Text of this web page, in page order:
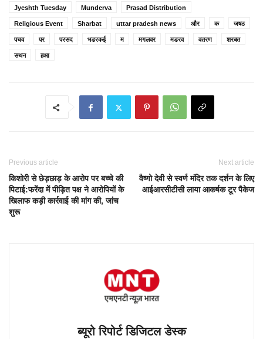
Jyeshth Tuesday Munderva Prasad Distribution
Religious Event Sharbat uttar pradesh news और क जषठ
पचव पर परसद भडरकई म मगलवर मडरव वतरण शरबत
सथन हआ
Previous article
किशोरी से छेड़छाड़ के आरोप पर बच्चे की
पिटाई:फरेंदा में पीड़ित पक्ष ने आरोपियों के
खिलाफ कड़ी कार्रवाई की मांग की, जांच
शुरू
Next article
वैष्णो देवी से स्वर्ण मंदिर तक दर्शन के लिए
आईआरसीटीसी लाया आकर्षक टूर पैकेज
ब्यूरो रिपोर्ट डिजिटल डेस्क